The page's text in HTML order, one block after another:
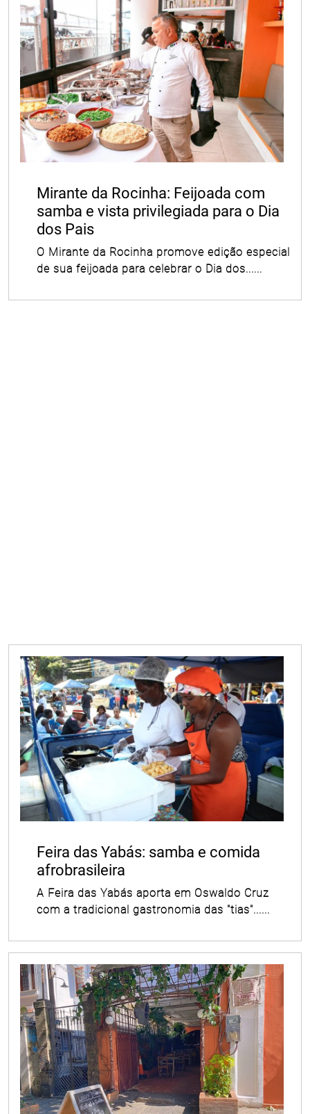
Mirante da Rocinha: Feijoada com
samba e vista privilegiada para o Dia
dos Pais
O Mirante da Rocinha promove edição especial
de sua feijoada para celebrar o Dia dos......
Feira das Yabás: samba e comida
afrobrasileira
A Feira das Yabás aporta em Oswaldo Cruz
com a tradicional gastronomia das "tias"......